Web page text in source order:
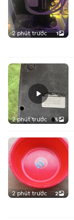
2 phút trước 1
2 phút trước 5
2 phút trước 2